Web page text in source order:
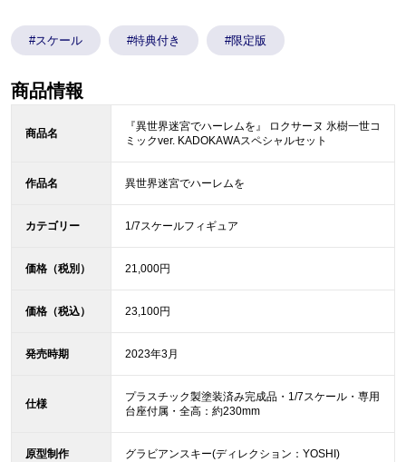
#スケール #特典付き #限定版
商品情報
商品名
『異世界迷宮でハーレムを』 ロクサーヌ 氷樹一世コ
ミックver. KADOKAWAスペシャルセット
作品名 異世界迷宮でハーレムを
カテゴリー 1/7スケールフィギュア
価格（税別） 21,000円
価格（税込） 23,100円
発売時期 2023年3月
仕様
プラスチック製塗装済み完成品・1/7スケール・専用
台座付属・全高：約230mm
原型制作 グラビアンスキー(ディレクション：YOSHI)